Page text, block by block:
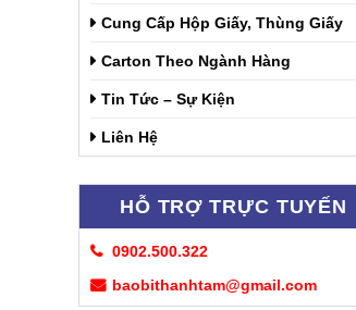
Cung Cấp Hộp Giấy, Thùng Giấy
Carton Theo Ngành Hàng
Tin Tức – Sự Kiện
Liên Hệ
HỖ TRỢ TRỰC TUYẾN
0902.500.322
baobithanhtam@gmail.com